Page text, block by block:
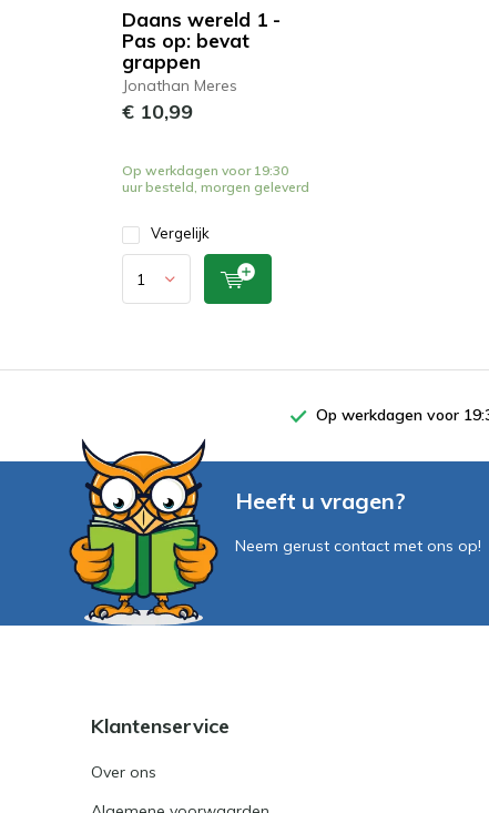
Daans wereld 1 -
Pas op: bevat
grappen
Jonathan Meres
€ 10,99
Op werkdagen voor 19:30
uur besteld, morgen geleverd
Vergelijk
Op werkdagen voor
Heeft u vragen?
Neem gerust contact met ons op!
Klantenservice
Over ons